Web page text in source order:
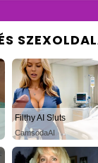
Filthy AI Sluts
CamsodaAI